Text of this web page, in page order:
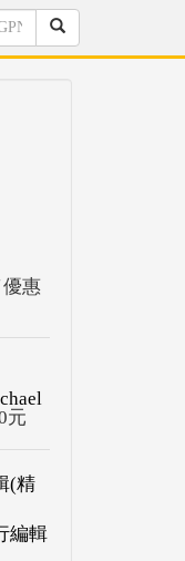
優惠
元
(精
編輯